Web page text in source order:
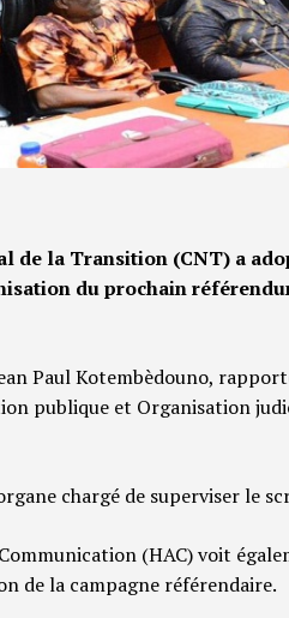
de la Transition (CNT) a
du prochain
Paul Kotembèdouno,
publique et Organisation
chargé de superviser le
(HAC) voit
de la campagne référendaire.